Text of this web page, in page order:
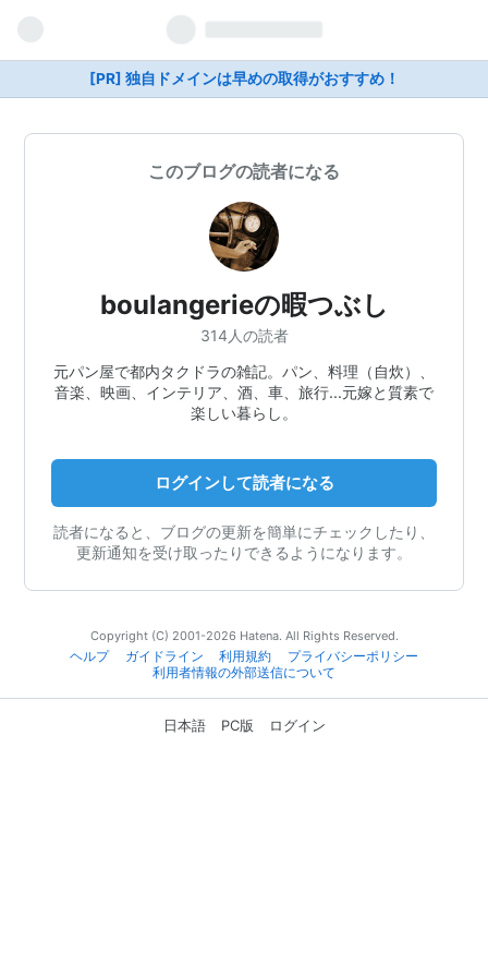
[PR] 独自ドメインは早めの取得がおすすめ！
このブログの読者になる
boulangerieの暇つぶし
314人の読者
元パン屋で都内タクドラの雑記。パン、料理（自炊）、
音楽、映画、インテリア、酒、車、旅行...元嫁と質素で
楽しい暮らし。
ログインして読者になる
読者になると、ブログの更新を簡単にチェックしたり、
更新通知を受け取ったりできるようになります。
Copyright (C) 2001-2026 Hatena. All Rights Reserved.
ヘルプ
ガイドライン 利用規約
プライバシーポリシー
利用者情報の外部送信について
日本語 PC版 ログイン